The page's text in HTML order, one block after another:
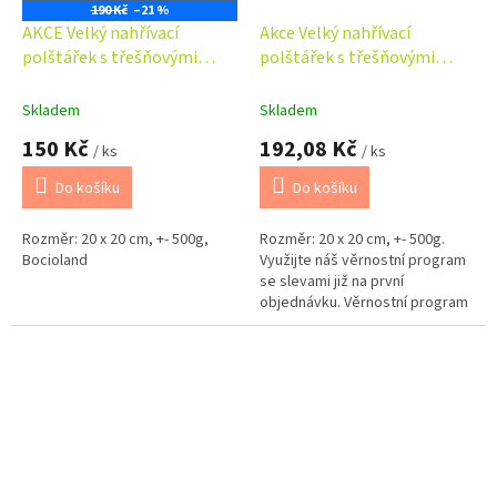
190 Kč –21 %
AKCE Velký nahřívací
polštářek s třešňovými
Puntíky v šedé
Skladem
150 Kč / ks
Do košíku
Rozměr: 20 x 20 cm, +- 500g,
Bocioland
Akce Velký nahřívací
polštářek s třešňovými
Hvězdy v šedé
Skladem
192,08 Kč / ks
Do košíku
Rozměr: 20 x 20 cm, +- 500g.
Využijte náš věrnostní program
se slevami již na první
objednávku. Věrnostní program